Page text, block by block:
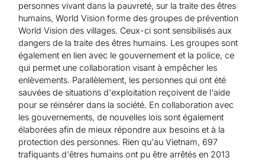
personnes vivant dans la pauvreté, sur la traite des êtres
humains, World Vision forme des groupes de prévention
World Vision des villages. Ceux-ci sont sensibilisés aux
dangers de la traite des êtres humains. Les groupes sont
également en lien avec le gouvernement et la police, ce
qui permet une collaboration visant à empêcher les
enlèvements. Parallèlement, les personnes qui ont été
sauvées de situations d'exploitation reçoivent de l'aide
pour se réinsérer dans la société. En collaboration avec
les gouvernements, de nouvelles lois sont également
élaborées afin de mieux répondre aux besoins et à la
protection des personnes. Rien qu'au Vietnam, 697
trafiquants d'êtres humains ont pu être arrêtés en 2013